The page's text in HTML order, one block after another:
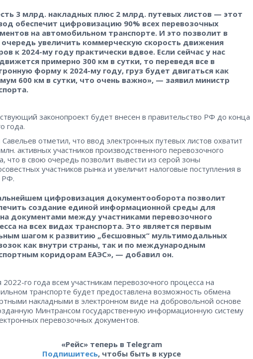
3 млрд. накладных плюс 2 млрд. путевых листов — этот
обеспечит цифровизацию 90% всех перевозочных
на автомобильном транспорте. И это позволит в
увеличить коммерческую скорость движения
к 2024-му году практически вдвое. Если сейчас у нас
примерно 300 км в сутки, то переведя все в
форму к 2024-му году, груз будет двигаться как
600 км в сутки, что очень важно», — заявил министр
законопроект будет внесен в правительство РФ до конца
года.
отметил, что ввод электронных путевых листов охватит
активных участников производственного перевозочного
что в свою очередь позволит вывести из серой зоны
участников рынка и увеличит налоговые поступления в
цифровизация документооборота позволит
создание единой информационной среды для
документами между участниками перевозочного
на всех видах транспорта. Это является первым
шагом к развитию „бесшовных“ мультимодальных
как внутри страны, так и по международным
коридорам ЕАЭС», — добавил он.
2022-го года всем участникам перевозочного процесса на
транспорте будет предоставлена возможность обмена
накладными в электронном виде на добровольной основе
Минтрансом государственную информационную систему
перевозочных документов.
«Рейс» теперь в Telegram
Подпишитесь, чтобы быть в курсе